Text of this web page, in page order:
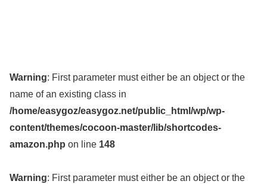
Warning: First parameter must either be an object or the
name of an existing class in
/home/easygoz/easygoz.net/public_html/wp/wp-
content/themes/cocoon-master/lib/shortcodes-
amazon.php on line 148
Warning: First parameter must either be an object or the